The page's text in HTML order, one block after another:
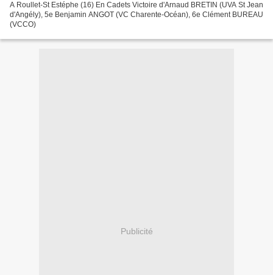
A Roullet-St Estéphe (16) En Cadets Victoire d'Arnaud BRETIN (UVA St Jean
d'Angély), 5e Benjamin ANGOT (VC Charente-Océan), 6e Clément BUREAU
(VCCO)
Publicité